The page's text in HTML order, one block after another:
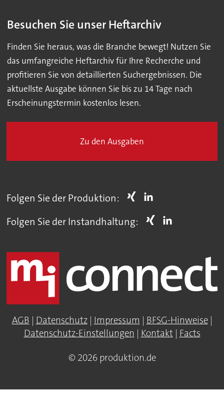
Besuchen Sie unser Heftarchiv
Finden Sie heraus, was die Branche bewegt! Nutzen Sie
das umfangreiche Heftarchiv für Ihre Recherche und
profitieren Sie von detaillierten Suchergebnissen. Die
aktuellste Ausgabe können Sie bis zu 14 Tage nach
Erscheinungstermin kostenlos lesen.
Zu den Ausgaben
Folgen Sie der Produktion:
Folgen Sie der Instandhaltung:
AGB | Datenschutz| Impressum | BFSG-Hinweise|
Datenschutz-Einstellungen | Kontakt| Facts
© 2026 produktion.de